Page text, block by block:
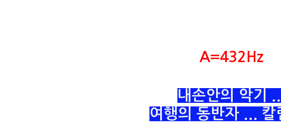
A=432Hz
내손안의 악기
여행의 동반자 ...